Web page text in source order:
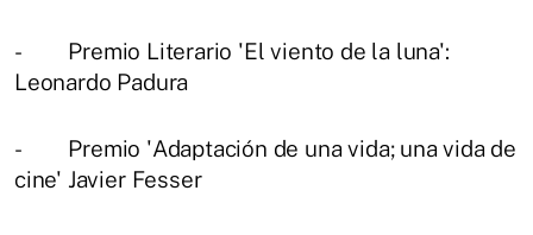
- Premio Literario 'El viento de la luna':
Leonardo Padura
- Premio 'Adaptación de una vida; una vida de
cine' Javier Fesser